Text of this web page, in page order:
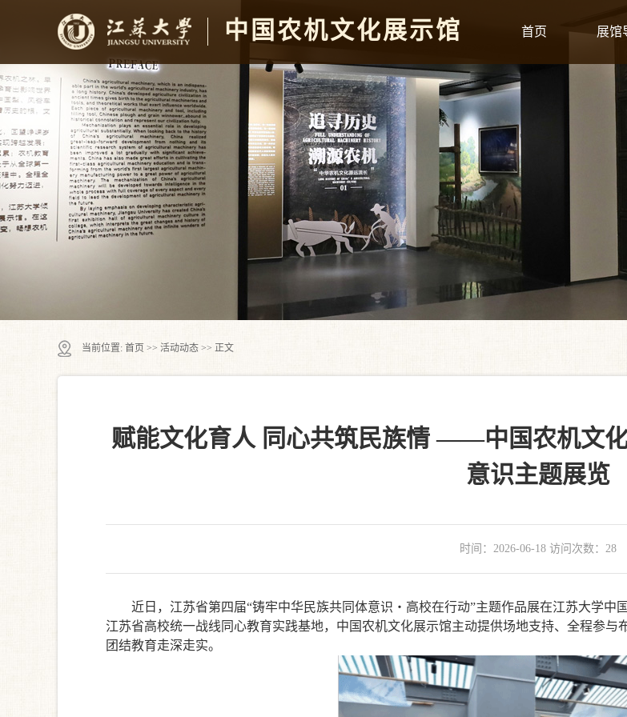
中国农机文化展示馆 首页 展馆
当前位置: 首页 >> 活动动态 >> 正文
赋能文化育人 同心共筑民族情 ——中国农机文
意识主题展览
时间：2026-06-18 访问次数： 28
近日，江苏省第四届“铸牢中华民族共同体意识・高校在行动”主题作品展在江苏大学中
江苏省高校统一战线同心教育实践基地，中国农机文化展示馆主动提供场地支持、全程参
团结教育走深走实。